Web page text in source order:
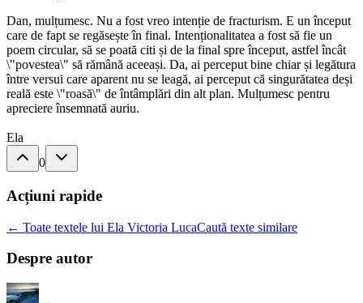
Dan, mulțumesc. Nu a fost vreo intenție de fracturism. E un început
care de fapt se regăsește în final. Intenționalitatea a fost să fie un
poem circular, să se poată citi și de la final spre început, astfel încât
\"povestea\" să rămână aceeași. Da, ai perceput bine chiar și legătura
între versui care aparent nu se leagă, ai perceput că singurătatea deși
reală este \"roasă\" de întâmplări din alt plan. Mulțumesc pentru
apreciere însemnată auriu.
Ela
0
Acțiuni rapide
← Toate textele lui Ela Victoria LucaCaută texte similare
Despre autor